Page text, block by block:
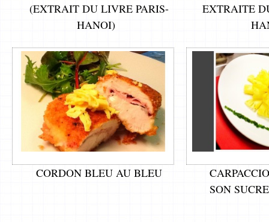
(EXTRAIT DU LIVRE PARIS-
HANOI)
EXTRAITE
CORDON BLEU AU BLEU
SON